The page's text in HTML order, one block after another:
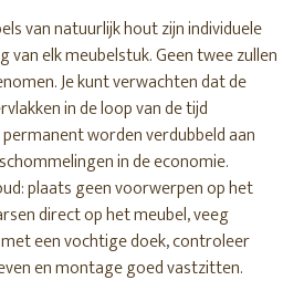
van natuurlijk hout zijn individuele
elk meubelstuk. Geen twee zullen
Je kunt verwachten dat de
in de loop van de tijd
worden verdubbeld aan
in de economie.
plaats geen voorwerpen op het
direct op het meubel, veeg
een vochtige doek, controleer
en montage goed vastzitten.